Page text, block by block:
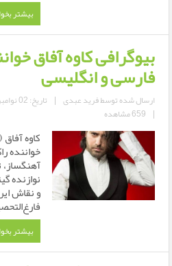
بیشتر
بیوگرافی کاوه آفاق
فارسی و انگلیسی
ارسال شده توسطفرید عبدی | تاریخ: 02 نوامبر 2018
| 659 مشاهده
خواننده
آهنگساز،
نوازنده
و نقاش
بیشتر